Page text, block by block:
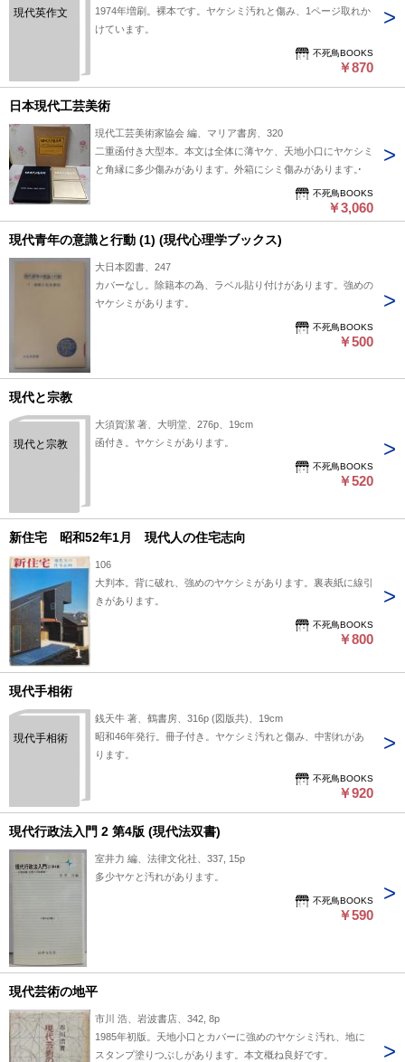
現代英作文
1974年増刷。裸本です。ヤケシミ汚れと傷み、1ページ取れか
けています。
不死鳥BOOKS
￥870
日本現代工芸美術
現代工芸美術家協会 編、マリア書房、320
二重函付き大型本。本文は全体に薄ヤケ、天地小口にヤケシミ
と角縁に多少傷みがあります。外箱にシミ傷みがあります。
不死鳥BOOKS
￥3,060
現代青年の意識と行動 (1) (現代心理学ブックス)
大日本図書、247
カバーなし。除籍本の為、ラベル貼り付けがあります。強めの
ヤケシミがあります。
不死鳥BOOKS
￥500
現代と宗教
現代と宗教
大須賀潔 著、大明堂、276p、19cm
函付き。ヤケシミがあります。
不死鳥BOOKS
￥520
新住宅 昭和52年1月 現代人の住宅志向
106
大判本。背に破れ、強めのヤケシミがあります。裏表紙に線引
きがあります。
不死鳥BOOKS
￥800
現代手相術
現代手相術
銭天牛 著、鶴書房、316p (図版共)、19cm
昭和46年発行。冊子付き。ヤケシミ汚れと傷み、中割れがあ
ります。
不死鳥BOOKS
￥920
現代行政法入門 2 第4版 (現代法双書)
室井力 編、法律文化社、337, 15p
多少ヤケと汚れがあります。
不死鳥BOOKS
￥590
現代芸術の地平
市川 浩、岩波書店、342, 8p
1985年初版。天地小口とカバーに強めのヤケシミ汚れ、地に
スタンプ塗りつぶしがあります。本文概ね良好です。